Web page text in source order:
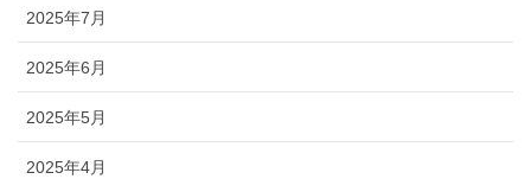
2025年7月
2025年6月
2025年5月
2025年4月